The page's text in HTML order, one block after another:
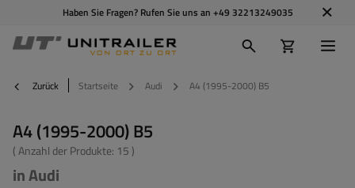
Haben Sie Fragen? Rufen Sie uns an +49 32213249035
Zurück Startseite Audi A4 (1995-2000) B5
A4 (1995-2000) B5
( Anzahl der Produkte: 15 )
in Audi